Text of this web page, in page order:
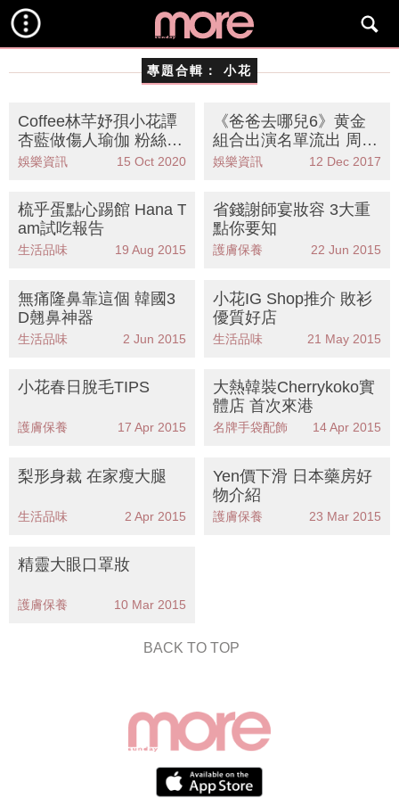
專題合輯： 小花
Coffee林芊妤孭小花譚
杏藍做傷人瑜伽 粉絲怒
轟
娛樂資訊 15 Oct 2020
《爸爸去哪兒6》黄金
組合出演名單流出 周杰
倫、小周周都在!
娛樂資訊 12 Dec 2017
梳乎蛋點心踢館 Hana T
am試吃報告
生活品味 19 Aug 2015
省錢謝師宴妝容 3大重
點你要知
護膚保養 22 Jun 2015
無痛隆鼻靠這個 韓國3
D翹鼻神器
生活品味 2 Jun 2015
小花IG Shop推介 敗衫
優質好店
生活品味 21 May 2015
小花春日脫毛TIPS
護膚保養 17 Apr 2015
大熱韓裝Cherrykoko實
體店 首次來港
名牌手袋配飾 14 Apr 2015
梨形身裁 在家瘦大腿
生活品味 2 Apr 2015
Yen價下滑 日本藥房好
物介紹
護膚保養 23 Mar 2015
精靈大眼口罩妝
護膚保養 10 Mar 2015
BACK TO TOP